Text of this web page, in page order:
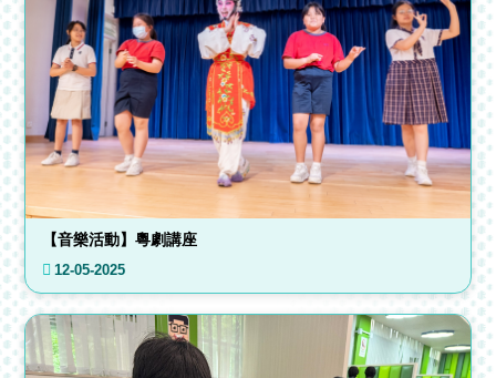
【音樂活動】粵劇講座
12-05-2025